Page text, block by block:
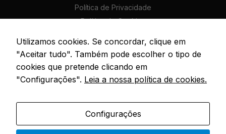
Política de Privacidade
Política de Cookies
Livro de Reclamações
Portuguese
Utilizamos cookies. Se concordar, clique em
"Aceitar tudo". Também pode escolher o tipo de
cookies que pretende clicando em
"Configurações". Leia a nossa política de cookies.
Configurações
utilizado.
Experiência
Para que o
nosso site
funcione da
melhor forma
durante a sua
visita,
necessitamos